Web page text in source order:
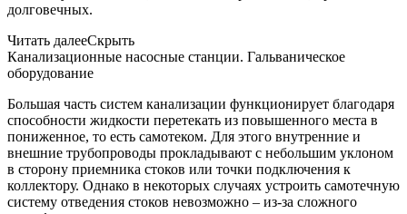
долговечных.
Читать далееСкрыть
Канализационные насосные станции. Гальваническое
оборудование
Большая часть систем канализации функционирует благодаря
способности жидкости перетекать из повышенного места в
пониженное, то есть самотеком. Для этого внутренние и
внешние трубопроводы прокладывают с небольшим уклоном
в сторону приемника стоков или точки подключения к
коллектору. Однако в некоторых случаях устроить самотечную
систему отведения стоков невозможно – из-за сложного